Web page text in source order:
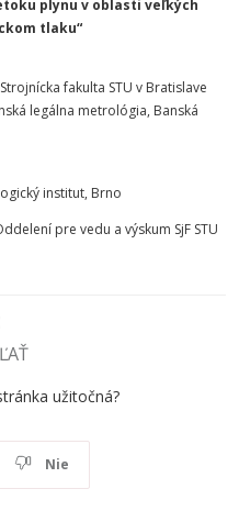
plynu v oblasti veľkých
tlaku“
fakulta STU v Bratislave
legálna metrológia, Banská
institut, Brno
pre vedu a výskum SjF STU
užitočná?
Nie